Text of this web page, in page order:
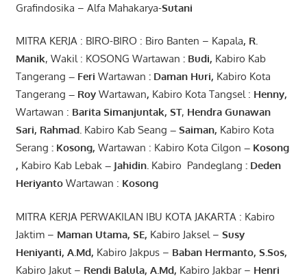
Grafindosika – Alfa Mahakarya-Sutani
MITRA KERJA : BIRO-BIRO : Biro Banten – Kapala, R.
Manik, Wakil : KOSONG Wartawan : Budi, Kabiro Kab
Tangerang – Feri Wartawan : Daman Huri, Kabiro Kota
Tangerang – RoyWartawan, Kabiro Kota Tangsel : Henny,
Wartawan : Barita Simanjuntak, ST, Hendra Gunawan
Sari, Rahmad. Kabiro Kab Seang – Saiman, Kabiro Kota
Serang : Kosong, Wartawan : Kabiro Kota Cilgon – Kosong
, Kabiro Kab Lebak– Jahidin. Kabiro Pandeglang : Deden
Heriyanto Wartawan : Kosong
MITRA KERJA PERWAKILAN IBU KOTA JAKARTA : Kabiro
Jaktim – Maman Utama, SE, Kabiro Jaksel – Susy
Heniyanti, A.Md, Kabiro Jakpus – Baban Hermanto, S.Sos,
Kabiro Jakut – Rendi Balula, A.Md, Kabiro Jakbar – Henri